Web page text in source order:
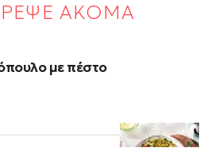
ΑΚΟΜΑ
με πέστο